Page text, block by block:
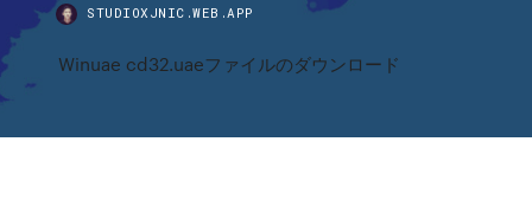
STUDIOXJNIC.WEB.APP
Winuae cd32.uaeファイルのダウンロード